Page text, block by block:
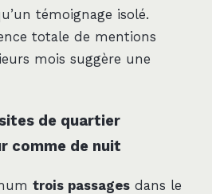
témoignage isolé.
totale de mentions
mois suggère une
de quartier
comme de nuit
trois passages dans le